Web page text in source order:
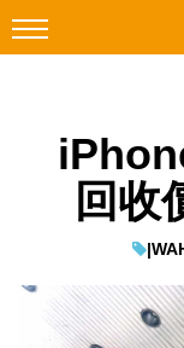
Facebook
科技焦點
遊戲動漫
教學評測
回收
|